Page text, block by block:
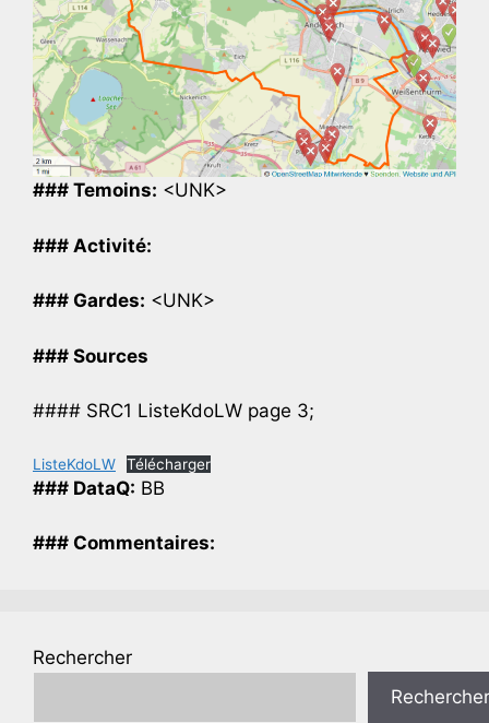
### Temoins: <UNK>
### Activité:
### Gardes: <UNK>
### Sources
#### SRC1 ListeKdoLW page 3;
ListeKdoLW Télécharger
### DataQ: BB
### Commentaires:
Rechercher
Rechercher